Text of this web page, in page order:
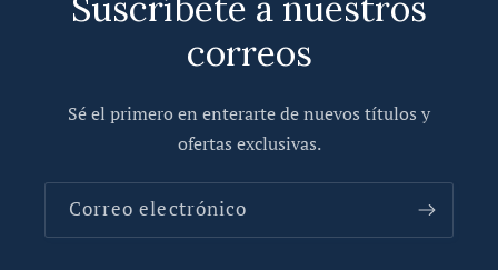
correos
Sé el primero en enterarte de nuevos títulos y
ofertas exclusivas.
Correo electrónico